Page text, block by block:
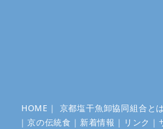
HOME ｜ 京都塩干魚卸協同組合とは
｜ 京の伝統食 ｜ 新着情報 ｜ リンク ｜